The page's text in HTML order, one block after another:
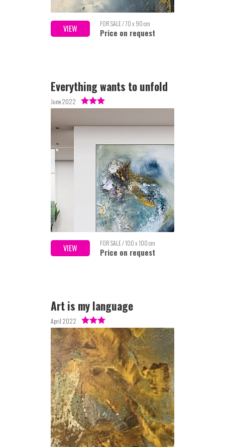
VIEW FOR SALE / 70 x 90 cm
Price on request
Everything wants to unfold
June 2022
VIEW FOR SALE / 100 x 100 cm
Price on request
Art is my language
April 2022